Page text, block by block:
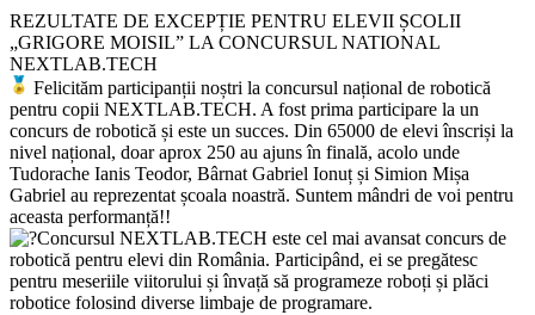
REZULTATE DE EXCEPȚIE PENTRU ELEVII ȘCOLII
„GRIGORE MOISIL” LA CONCURSUL NATIONAL
NEXTLAB.TECH
Felicităm participanții noștri la concursul național de robotică
pentru copii NEXTLAB.TECH. A fost prima participare la un
concurs de robotică și este un succes. Din 65000 de elevi înscriși la
nivel național, doar aprox 250 au ajuns în finală, acolo unde
Tudorache Ianis Teodor, Bârnat Gabriel Ionuț și Simion Mișa
Gabriel au reprezentat școala noastră. Suntem mândri de voi pentru
aceasta performanță!!
Concursul NEXTLAB.TECH este cel mai avansat concurs de
robotică pentru elevi din România. Participând, ei se pregătesc
pentru meseriile viitorului și învață să programeze roboți și plăci
robotice folosind diverse limbaje de programare.